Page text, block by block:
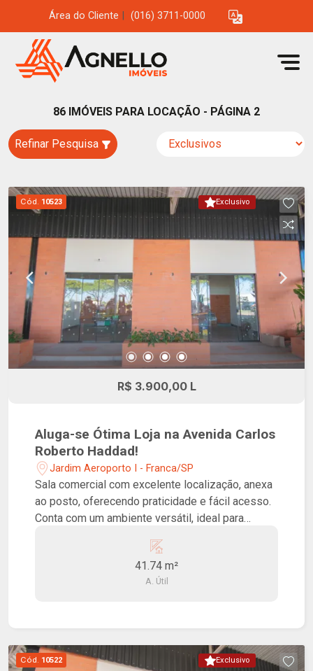
Área do Cliente (016) 3711-0000
86 IMÓVEIS PARA LOCAÇÃO - PÁGINA 2
Refinar Pesquisa
Exclusivo
Cód. 10523
R$ 3.900,00 L
Aluga-se Ótima Loja na Avenida Carlos
Roberto Haddad!
Jardim Aeroporto I - Franca/SP
Sala comercial com excelente localização, anexa
ao posto, oferecendo praticidade e fácil acesso.
Conta com um ambiente versátil, ideal para
segmentos comerciais que buscam boa
visibilidade e fluxo de clientes.
41.74 m²
A. Útil
Exclusivo
Cód. 10522